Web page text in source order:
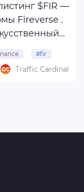
$FIR —
.
#fir
Traffic Cardinal